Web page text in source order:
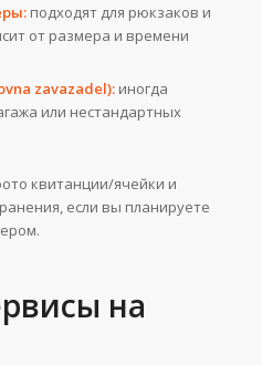
подходят для рюкзаков и
от размера и времени
zavazadel):иногда
или нестандартных
квитанции/ячейки и
если вы планируете
на